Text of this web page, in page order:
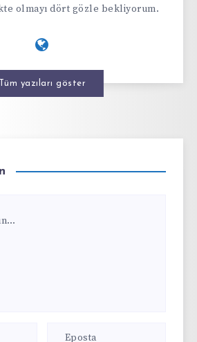
olmayı dört gözle bekliyorum.
Tüm yazıları göster